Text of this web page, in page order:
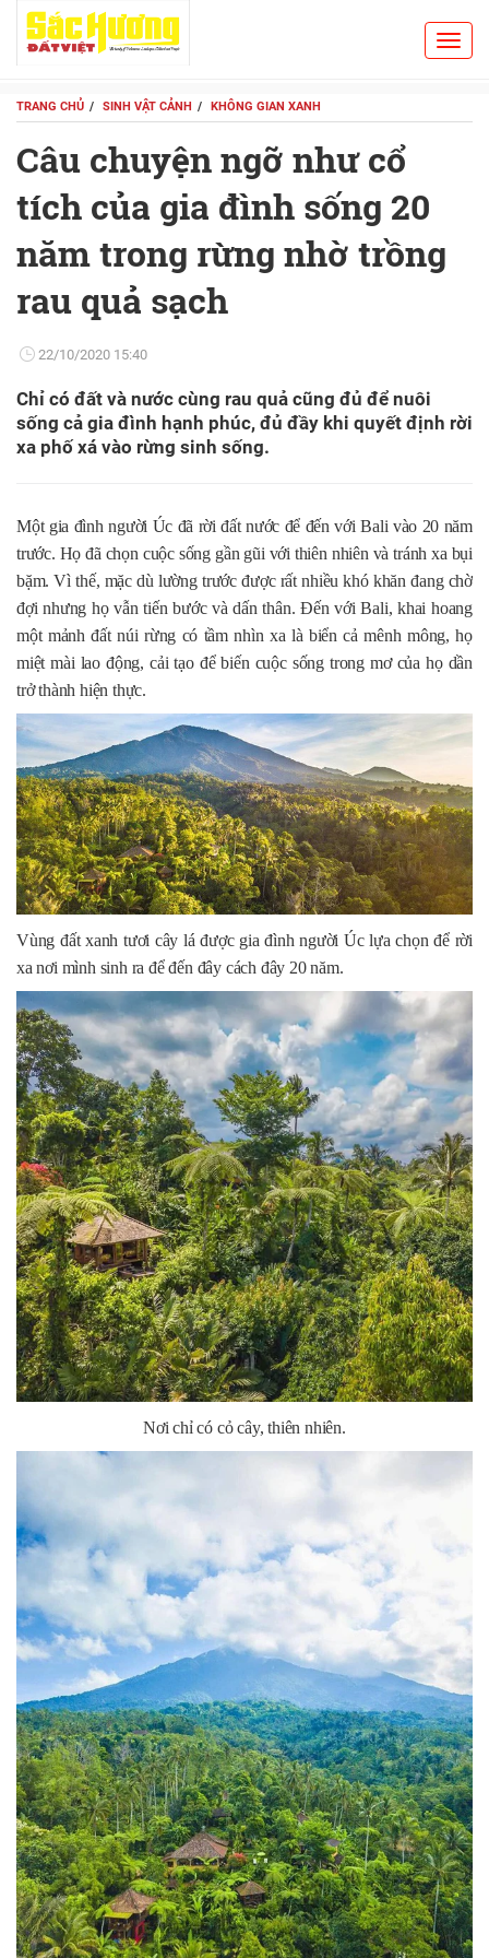
TRANG CHỦ SINH VẬT CẢNH KHÔNG GIAN XANH
Câu chuyện ngỡ như cổ
tích của gia đình sống 20
năm trong rừng nhờ trồng
rau quả sạch
22/10/2020 15:40
Chỉ có đất và nước cùng rau quả cũng đủ để nuôi
sống cả gia đình hạnh phúc, đủ đầy khi quyết định rời
xa phố xá vào rừng sinh sống.
Một gia đình người Úc đã rời đất nước để đến với Bali vào 20 năm
trước. Họ đã chọn cuộc sống gần gũi với thiên nhiên và tránh xa bụi
bặm. Vì thế, mặc dù lường trước được rất nhiều khó khăn đang chờ
đợi nhưng họ vẫn tiến bước và dấn thân. Đến với Bali, khai hoang
một mảnh đất núi rừng có tầm nhìn xa là biển cả mênh mông, họ
miệt mài lao động, cải tạo để biến cuộc sống trong mơ của họ dần
trở thành hiện thực.
Vùng đất xanh tươi cây lá được gia đình người Úc lựa chọn để rời
xa nơi mình sinh ra để đến đây cách đây 20 năm.
Nơi chỉ có cỏ cây, thiên nhiên.